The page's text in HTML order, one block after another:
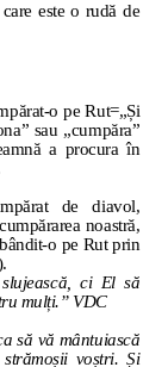
este o rudă de
o pe Rut=„Și
sau „cumpăra”
a procura în
de diavol,
noastră,
o pe Rut prin
ci El să
mulți.” VDC
să vă mântuiască
voștri. Și